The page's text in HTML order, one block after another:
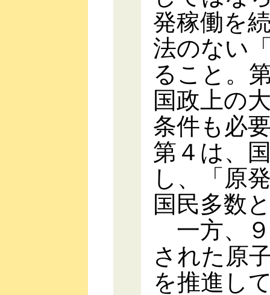
発稼働を
法のない
ること。
国政上の
条件も必
第４は、
し、「原
国民多数
一方、
された原
を推進し